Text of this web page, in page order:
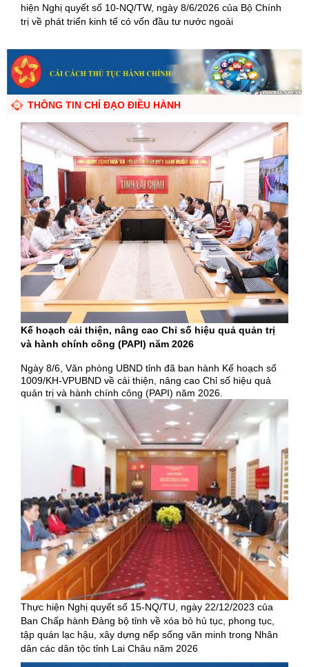
hiện Nghị quyết số 10-NQ/TW, ngày 8/6/2026 của Bộ Chính
trị về phát triển kinh tế có vốn đầu tư nước ngoài
THÔNG TIN CHỈ ĐẠO ĐIỀU HÀNH
Kế hoạch cải thiện, nâng cao Chỉ số hiệu quả quản trị
và hành chính công (PAPI) năm 2026
Ngày 8/6, Văn phòng UBND tỉnh đã ban hành Kế hoạch số
1009/KH-VPUBND về cải thiện, nâng cao Chỉ số hiệu quả
quản trị và hành chính công (PAPI) năm 2026.
Thực hiện Nghị quyết số 15-NQ/TU, ngày 22/12/2023 của
Ban Chấp hành Đảng bộ tỉnh về xóa bỏ hủ tục, phong tục,
tập quán lạc hậu, xây dựng nếp sống văn minh trong Nhân
dân các dân tộc tỉnh Lai Châu năm 2026